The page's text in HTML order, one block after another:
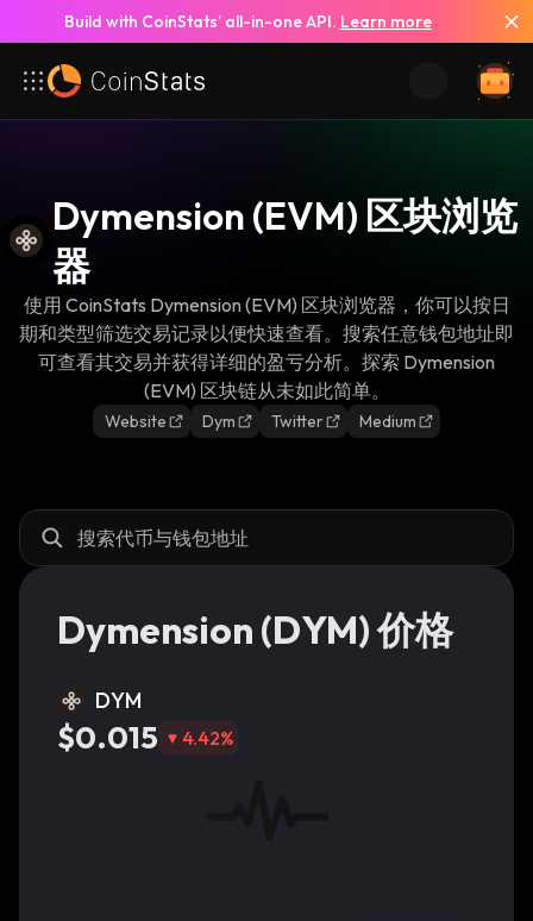
Build with CoinStats’ all-in-one API. Learn more
Dymension (EVM) 区块浏览
器
使用 CoinStats Dymension (EVM) 区块浏览器，你可以按日
期和类型筛选交易记录以便快速查看。搜索任意钱包地址即
可查看其交易并获得详细的盈亏分析。探索 Dymension
(EVM) 区块链从未如此简单。
Website Dym Twitter Medium
Dymension (DYM) 价格
DYM
$0.015 4.42%